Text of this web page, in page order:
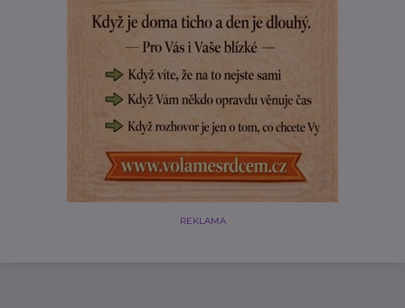
REKLAMA